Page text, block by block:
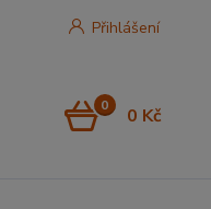
Přihlášení
0 0 Kč